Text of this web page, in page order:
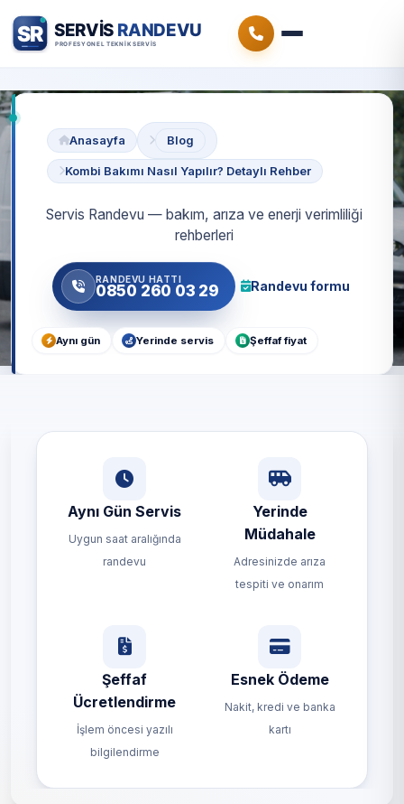
Anasayfa Blog
Kombi Bakımı Nasıl Yapılır? Detaylı Rehber
Servis Randevu — bakım, arıza ve enerji verimliliği
rehberleri
RANDEVU HATTI
0850 260 03 29 Randevu formu
Aynı gün Yerinde servis Şeffaf fiyat
Aynı Gün Servis
Uygun saat aralığında
randevu
Yerinde
Müdahale
Adresinizde arıza
tespiti ve onarım
Şeffaf
Ücretlendirme
İşlem öncesi yazılı
bilgilendirme
Esnek Ödeme
Nakit, kredi ve banka
kartı